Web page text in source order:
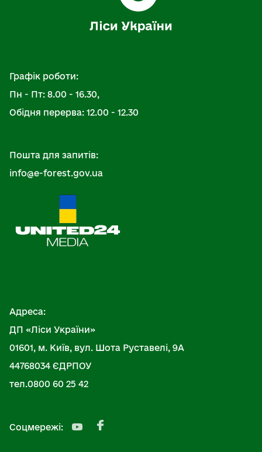
Графік роботи:
Пн - Пт: 8.00 - 16.30,
Обідня перерва: 12.00 - 12.30
Пошта для запитів:
info@e-forest.gov.ua
Адреса:
ДП «Ліси України»
01601, м. Київ, вул. Шота Руставелі, 9А
44768034 ЄДРПОУ
тел.0800 60 25 42
Соцмережі: